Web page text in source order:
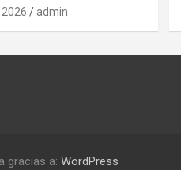
admin
gracias a: WordPress